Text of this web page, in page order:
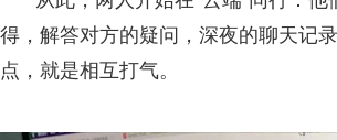
得，解答对方的疑问，深夜的聊天记
点，就是相互打气。